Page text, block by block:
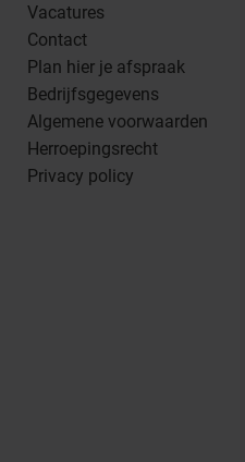
Vacatures
Contact
Plan hier je afspraak
Bedrijfsgegevens
Algemene voorwaarden
Herroepingsrecht
Privacy policy